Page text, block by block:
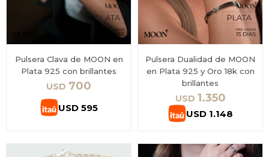
Pulsera Clava de MOON en
Plata 925 con brillantes
USD 700
USD 595
Pulsera Dualidad de MOON
en Plata 925 y Oro 18k con
brillantes
USD 1.350
USD 1.148